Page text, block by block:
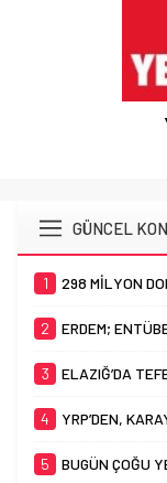
GÜNCEL
1 298 MİLYON
2 ERDEM;
3 ELAZIĞ’DA
4 YRP’DEN,
5 BUGÜN ÇOĞU